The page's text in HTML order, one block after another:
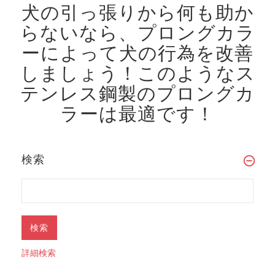
犬の引っ張りから何も助か
らないなら、プロングカラ
ーによって犬の行為を改善
しましょう！ このようなス
テンレス鋼製のプロングカ
ラーは最適です！
検索
詳細検索